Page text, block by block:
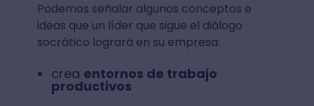
Podemos señalar algunos conceptos e
ideas que un líder que sigue el diálogo
socrático logrará en su empresa:
crea entornos de trabajo
productivos